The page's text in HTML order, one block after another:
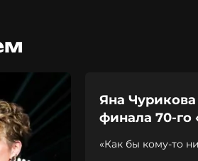
Яна
финала 70-го
«Как бы кому-то